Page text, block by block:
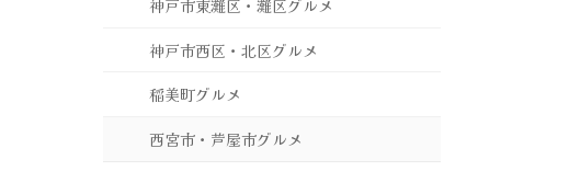
神戸市東灘区・灘区グルメ
神戸市西区・北区グルメ
稲美町グルメ
西宮市・芦屋市グルメ